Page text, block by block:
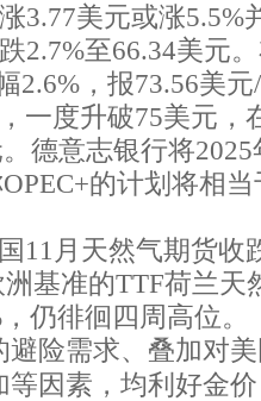
3.77美元或涨5.5%
2.7%至66.34美元
2.6%，报73.56美
一度升破75美元，
德意志银行将
的计划将相
11月天然气期货收
基准的TTF荷兰天
仍徘徊四周高位。
避险需求、叠加对
等因素，均利好金